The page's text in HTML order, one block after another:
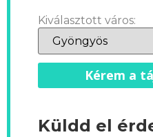
Kiválasztott város:
Kérem a
Küldd el